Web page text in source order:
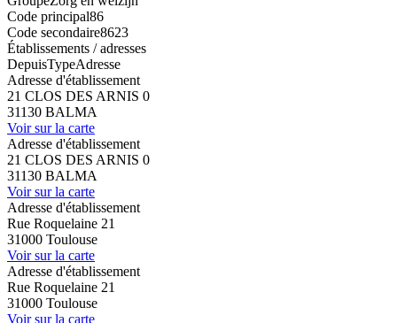
Code principal86
Code secondaire8623
Établissements / adresses
DepuisTypeAdresse
Adresse d'établissement
21 CLOS DES ARNIS 0
31130 BALMA
Voir sur la carte
Adresse d'établissement
21 CLOS DES ARNIS 0
31130 BALMA
Voir sur la carte
Adresse d'établissement
Rue Roquelaine 21
31000 Toulouse
Voir sur la carte
Adresse d'établissement
Rue Roquelaine 21
31000 Toulouse
Voir sur la carte